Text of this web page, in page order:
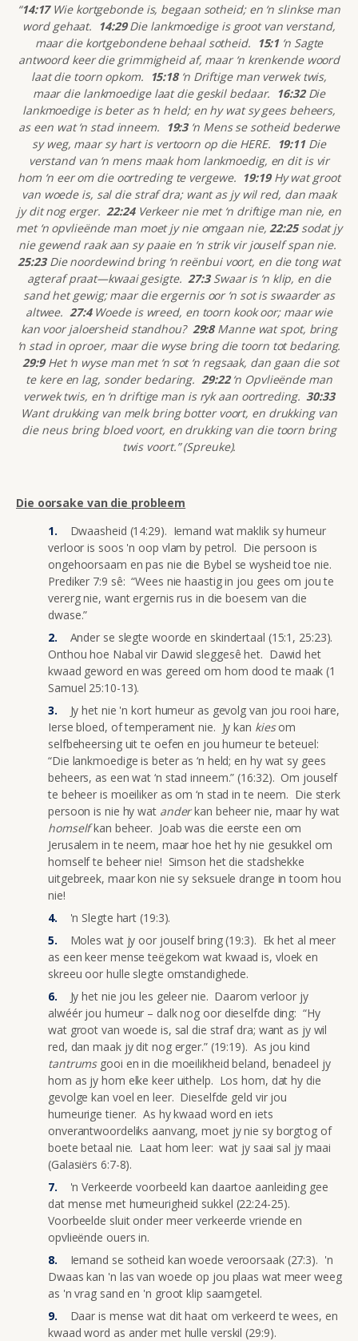
“14:17Wie kortgebonde is, begaan sotheid; en ‘n slinkse man
word gehaat.
14:29Die lankmoedige is groot van verstand,
maar die kortgebondene behaal sotheid.
15:1‘n Sagte
antwoord keer die grimmigheid af, maar ‘n krenkende woord
laat die toorn opkom.
15:18‘n Driftige man verwek twis,
maar die lankmoedige laat die geskil bedaar.
16:32 Die
lankmoedige is beter as ‘n held; en hy wat sy gees beheers,
as een wat ‘n stad inneem.
19:3‘n Mens se sotheid bederwe
sy weg, maar sy hart is vertoorn op die HERE.
19:11 Die
verstand van ‘n mens maak hom lankmoedig, en dit is vir
hom ‘n eer om die oortreding te vergewe. 19:19Hy wat groot
van woede is, sal die straf dra; want as jy wil red, dan maak
jy dit nog erger. 22:24Verkeer nie met ‘n driftige man nie, en
met ‘n opvlieënde man moet jy nie omgaan nie,22:25sodat jy
nie gewend raak aan sy paaie en ‘n strik vir jouself span nie.
25:23 Die noordewind bring ‘n reënbui voort, en die tong wat
agteraf praat—kwaai gesigte. 27:3Swaar is ‘n klip, en die
sand het gewig; maar die ergernis oor ‘n sot is swaarder as
altwee. 27:4Woede is wreed, en toorn kook oor; maar wie
kan voor jaloersheid standhou? 29:8Manne wat spot, bring
‘n stad in oproer, maar die wyse bring die toorn tot bedaring.
29:9Het ‘n wyse man met ‘n sot ‘n regsaak, dan gaan die sot
te kere en lag, sonder bedaring. 29:22‘n Opvlieënde man
verwek twis, en ‘n driftige man is ryk aan oortreding. 30:33
Want drukking van melk bring botter voort, en drukking van
die neus bring bloed voort, en drukking van die toorn bring
twis voort.” (Spreuke).
Die oorsake van die probleem
Dwaasheid (14:29). Iemand wat maklik sy humeur
verloor is soos 'n oop vlam by petrol. Die persoon is
ongehoorsaam en pas nie die Bybel se wysheid toe nie.
Prediker 7:9 sê: “Wees nie haastig in jou gees om jou te
vererg nie, want ergernis rus in die boesem van die
dwase.”
Ander se slegte woorde en skindertaal (15:1, 25:23).
Onthou hoe Nabal vir Dawid sleggesê het. Dawid het
kwaad geword en was gereed om hom dood te maak (1
Samuel 25:10-13).
Jy het nie 'n kort humeur as gevolg van jou rooi hare,
Ierse bloed, of temperament nie. Jy kan kiesom
selfbeheersing uit te oefen en jou humeur te beteuel:
“Die lankmoedige is beter as ‘n held; en hy wat sy gees
beheers, as een wat ‘n stad inneem.” (16:32). Om jouself
te beheer is moeiliker as om ‘n stad in te neem. Die sterk
persoon is nie hy wat anderkan beheer nie, maar hy wat
homselfkan beheer. Joab was die eerste een om
Jerusalem in te neem, maar hoe het hy nie gesukkel om
homself te beheer nie! Simson het die stadshekke
uitgebreek, maar kon nie sy seksuele drange in toom hou
nie!
'n Slegte hart (19:3).
Moles wat jy oor jouself bring (19:3). Ek het al meer
as een keer mense teëgekom wat kwaad is, vloek en
skreeu oor hulle slegte omstandighede.
Jy het nie jou les geleer nie. Daarom verloor jy
alwéér jou humeur – dalk nog oor dieselfde ding: “Hy
wat groot van woede is, sal die straf dra; want as jy wil
red, dan maak jy dit nog erger.” (19:19). As jou kind
tantrumsgooi en in die moeilikheid beland, benadeel jy
hom as jy hom elke keer uithelp. Los hom, dat hy die
gevolge kan voel en leer. Dieselfde geld vir jou
humeurige tiener. As hy kwaad word en iets
onverantwoordeliks aanvang, moet jy nie sy borgtog of
boete betaal nie. Laat hom leer: wat jy saai sal jy maai
(Galasiërs 6:7-8).
'n Verkeerde voorbeeld kan daartoe aanleiding gee
dat mense met humeurigheid sukkel (22:24-25).
Voorbeelde sluit onder meer verkeerde vriende en
opvlieënde ouers in.
Iemand se sotheid kan woede veroorsaak (27:3). 'n
Dwaas kan 'n las van woede op jou plaas wat meer weeg
as 'n vrag sand en 'n groot klip saamgetel.
Daar is mense wat dit haat om verkeerd te wees, en
kwaad word as ander met hulle verskil (29:9).